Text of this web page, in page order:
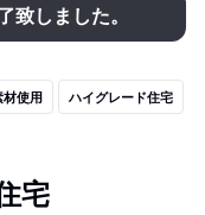
致しました。
材使用 ハイグレード住宅
宅